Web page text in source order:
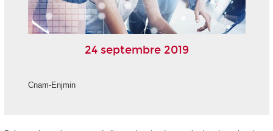
24 septembre 2019
Cnam-Enjmin